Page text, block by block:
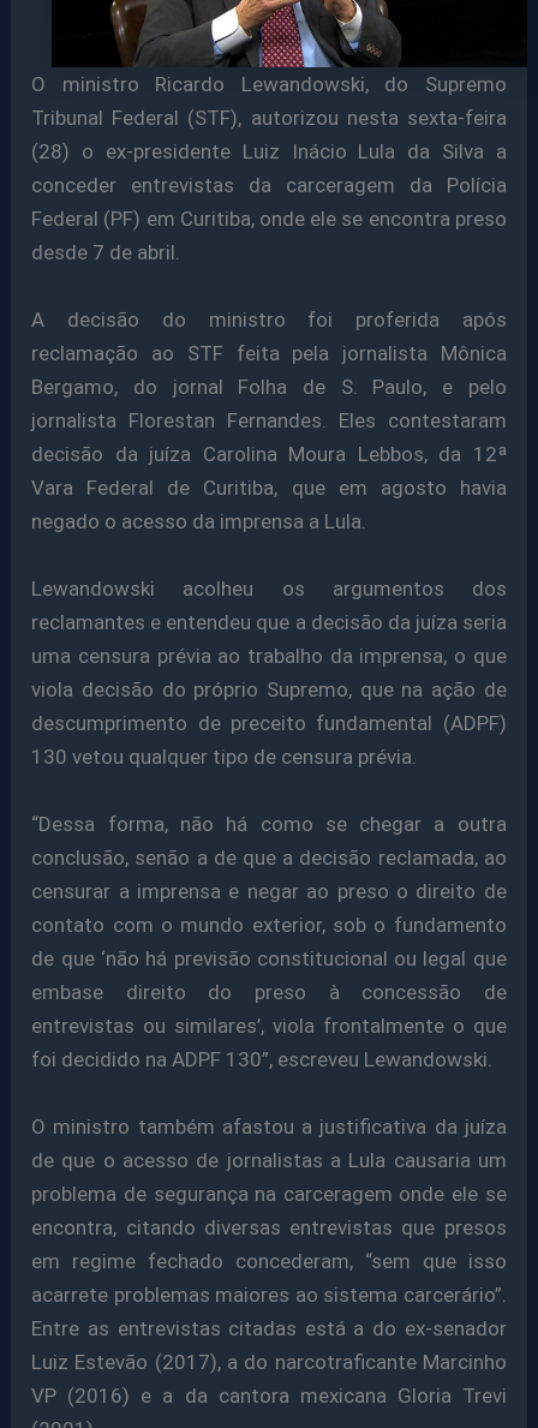
O ministro Ricardo Lewandowski, do Supremo
Tribunal Federal (STF), autorizou nesta sexta-feira
(28) o ex-presidente Luiz Inácio Lula da Silva a
conceder entrevistas da carceragem da Polícia
Federal (PF) em Curitiba, onde ele se encontra preso
desde 7 de abril.
A decisão do ministro foi proferida após
reclamação ao STF feita pela jornalista Mônica
Bergamo, do jornal Folha de S. Paulo, e pelo
jornalista Florestan Fernandes. Eles contestaram
decisão da juíza Carolina Moura Lebbos, da 12ª
Vara Federal de Curitiba, que em agosto havia
negado o acesso da imprensa a Lula.
Lewandowski acolheu os argumentos dos
reclamantes e entendeu que a decisão da juíza seria
uma censura prévia ao trabalho da imprensa, o que
viola decisão do próprio Supremo, que na ação de
descumprimento de preceito fundamental (ADPF)
130 vetou qualquer tipo de censura prévia.
“Dessa forma, não há como se chegar a outra
conclusão, senão a de que a decisão reclamada, ao
censurar a imprensa e negar ao preso o direito de
contato com o mundo exterior, sob o fundamento
de que ‘não há previsão constitucional ou legal que
embase direito do preso à concessão de
entrevistas ou similares’, viola frontalmente o que
foi decidido na ADPF 130”, escreveu Lewandowski.
O ministro também afastou a justificativa da juíza
de que o acesso de jornalistas a Lula causaria um
problema de segurança na carceragem onde ele se
encontra, citando diversas entrevistas que presos
em regime fechado concederam, “sem que isso
acarrete problemas maiores ao sistema carcerário”.
Entre as entrevistas citadas está a do ex-senador
Luiz Estevão (2017), a do narcotraficante Marcinho
VP (2016) e a da cantora mexicana Gloria Trevi